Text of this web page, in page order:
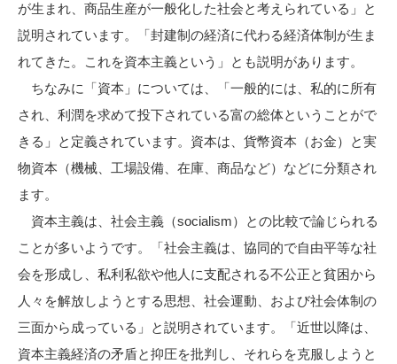
が生まれ、商品生産が一般化した社会と考えられている」と
説明されています。「封建制の経済に代わる経済体制が生ま
れてきた。これを資本主義という」とも説明があります。
ちなみに「資本」については、「一般的には、私的に所有
され、利潤を求めて投下されている富の総体ということがで
きる」と定義されています。資本は、貨幣資本（お金）と実
物資本（機械、工場設備、在庫、商品など）などに分類され
ます。
資本主義は、社会主義（socialism）との比較で論じられる
ことが多いようです。「社会主義は、協同的で自由平等な社
会を形成し、私利私欲や他人に支配される不公正と貧困から
人々を解放しようとする思想、社会運動、および社会体制の
三面から成っている」と説明されています。「近世以降は、
資本主義経済の矛盾と抑圧を批判し、それらを克服しようと